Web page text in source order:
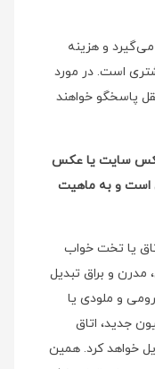
و هزینه
است. در مورد
پاسخگو خواهند
عکس سایت یا عکس
درصد طبیعی است و به ماهیت
یا تخت خواب
و براق تبدیل
و ملودی یا
جدید، اتاق
خواهد کرد. همین